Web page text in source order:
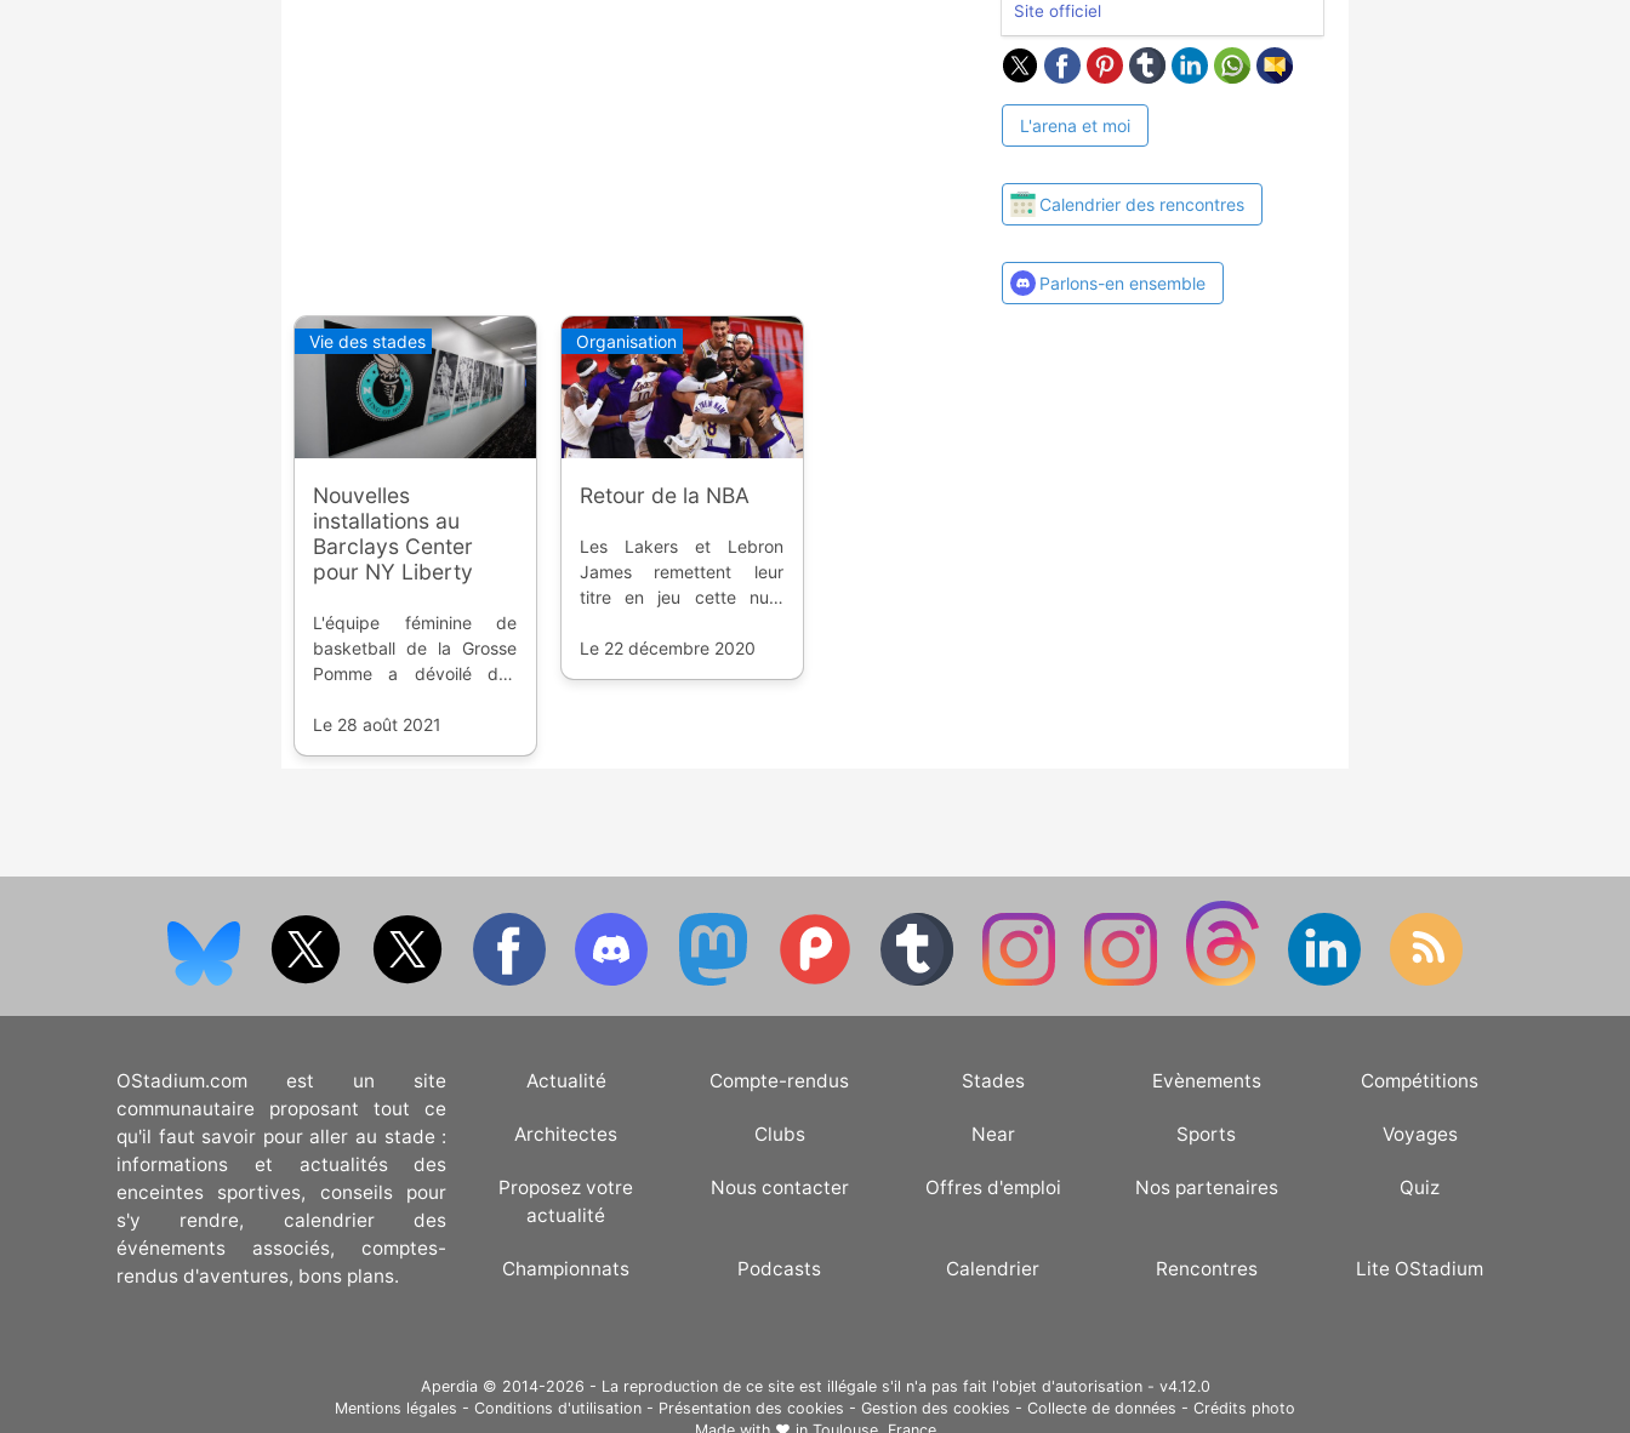
Site officiel
L'arena et moi
Calendrier des rencontres
Parlons-en ensemble
Vie des stades
Nouvelles
installations au
Barclays Center
pour NY Liberty
L'équipe féminine de
basketball de la Grosse
Pomme a dévoilé des
de la salle, niveau
Le 28 août 2021
Organisation
Retour de la NBA
Les Lakers et Lebron
James remettent leur
titre en jeu cette nuit,
face aux Clippers.
Le 22 décembre 2020
OStadium.com est un site
communautaire proposant tout ce
qu'il faut savoir pour aller au stade :
informations et actualités des
enceintes sportives, conseils pour
s'y rendre, calendrier des
événements associés, comptes-
rendus d'aventures, bons plans.
Actualité Compte-rendus Stades Evènements Compétitions
Architectes Clubs Near Sports Voyages
Proposez votre
actualité
Nous contacter Offres d'emploi Nos partenaires Quiz
Championnats Podcasts Calendrier Rencontres Lite OStadium
Aperdia © 2014-2026 - La reproduction de ce site est illégale s'il n'a pas fait l'objet d'autorisation - v4.12.0
Mentions légales - Conditions d'utilisation - Présentation des cookies - Gestion des cookies - Collecte de données - Crédits photo